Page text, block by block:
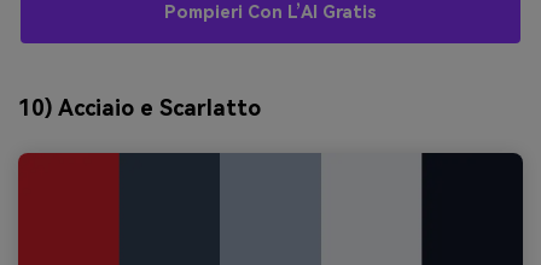
Pompieri Con L’AI Gratis
10) Acciaio e Scarlatto